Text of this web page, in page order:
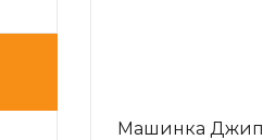
Машинка Джип